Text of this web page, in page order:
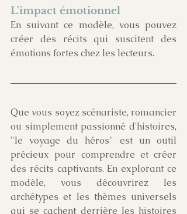
L'impact émotionnel
En suivant ce modèle, vous pouvez
créer des récits qui suscitent des
émotions fortes chez les lecteurs.
Que vous soyez scénariste, romancier
ou simplement passionné d'histoires,
"le voyage du héros" est un outil
précieux pour comprendre et créer
des récits captivants. En explorant ce
modèle, vous découvrirez les
archétypes et les thèmes universels
qui se cachent derrière les histoires